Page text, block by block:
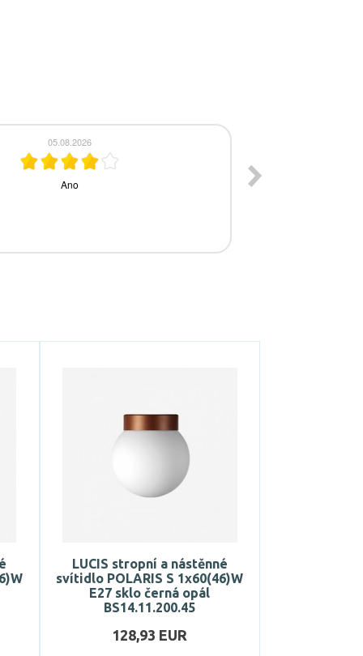
LUCIS stropní a nástěnné
svítidlo POLARIS S 1x60(46)W
E27 sklo černá opál
BS14.11.200.45
128,93 EUR